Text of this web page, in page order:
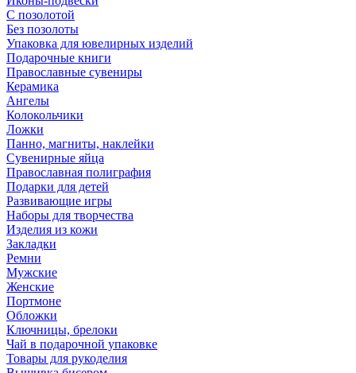
С позолотой
Без позолоты
Упаковка для ювелирных изделий
Подарочные книги
Православные сувениры
Керамика
Ангелы
Колокольчики
Ложки
Панно, магниты, наклейки
Сувенирные яйца
Православная полиграфия
Подарки для детей
Развивающие игры
Наборы для творчества
Изделия из кожи
Закладки
Ремни
Мужские
Женские
Портмоне
Обложки
Ключницы, брелоки
Чай в подарочной упаковке
Товары для рукоделия